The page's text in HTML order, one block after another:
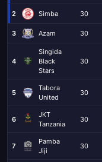
2 Simba 30
3 Azam 30
4
Singida
Black
Stars
30
5
Tabora
United
30
6
JKT
Tanzania
30
7
Pamba
Jiji
30